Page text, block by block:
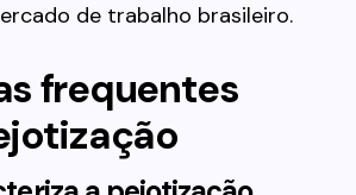
de trabalho brasileiro.
frequentes